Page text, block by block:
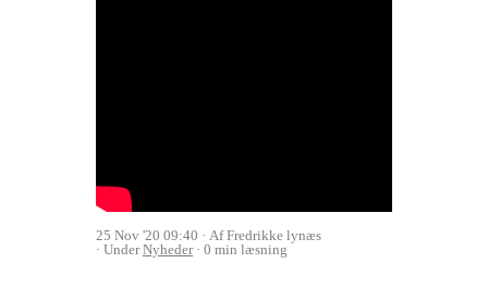
25 Nov '20 09:40
Af Fredrikke lynæs
UnderNyheder 0 min læsning